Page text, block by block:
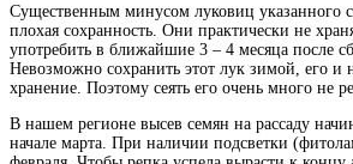
Существенным минусом луковиц указанного
плохая сохранность. Они практически не
употребить в ближайшие 3 – 4 месяца после
Невозможно сохранить этот лук зимой, его и
хранение. Поэтому сеять его очень много не
В нашем регионе высев семян на рассаду
начале марта. При наличии подсветки